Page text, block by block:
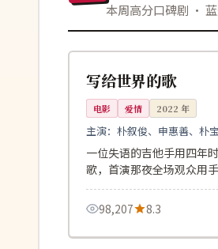
本周高分口碑剧 ·
韩国
院线
写给世界的歌
电影 爱情 2022 年
主演： 朴叙俊、申惠善、朴
一位失语的吉他手用四年
歌，首演那夜全场观众用手
98,207 8.3
高分